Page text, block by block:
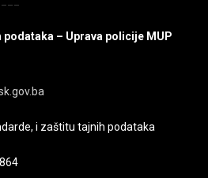
– Uprava policije MUP
i zaštitu tajnih podataka